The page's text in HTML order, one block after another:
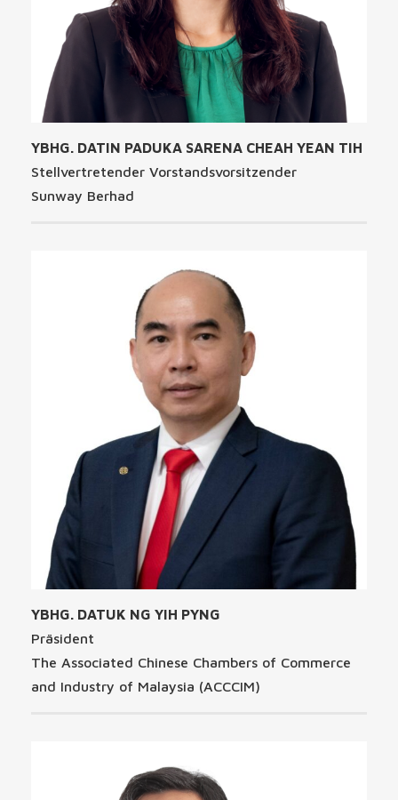
YBHG. DATIN PADUKA SARENA CHEAH YEAN TIH
Stellvertretender Vorstandsvorsitzender
Sunway Berhad
YBHG. DATUK NG YIH PYNG
Präsident
The Associated Chinese Chambers of Commerce
and Industry of Malaysia (ACCCIM)